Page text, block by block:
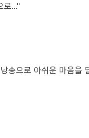
로..."
송으로 아쉬운 마음을